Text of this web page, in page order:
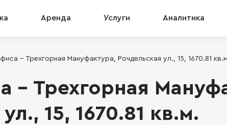
Аренда Услуги Аналитика
- Трехгорная Мануфактура, Рочдельская ул., 15, 1670.81
- Трехгорная
15, 1670.81 кв.м.